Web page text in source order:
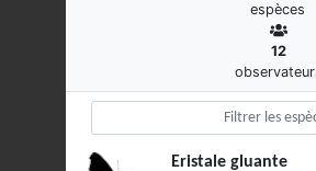
espèces
12
Eristale gluante